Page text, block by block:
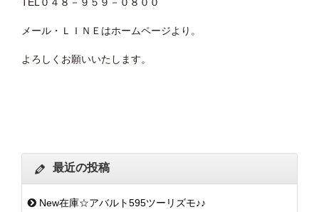
TEL０４８－９５９－０８００
メール・ＬＩＮＥはホームページより。
よろしくお願いいたします。
最近の投稿
New在庫☆アバルト595ツーリズモ♪♪